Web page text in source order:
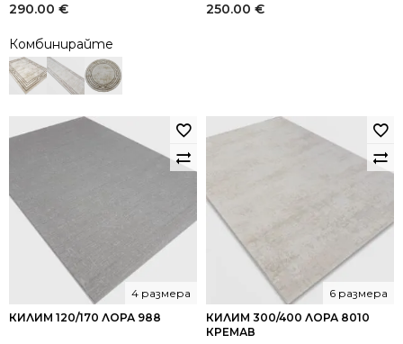
290.00 €
Комбинирайте
250.00 €
КИЛИМ 120/170 ЛОРА 988
4 размера
КИЛИМ 300/400 ЛОРА 8010
КРЕМАВ
6 размера